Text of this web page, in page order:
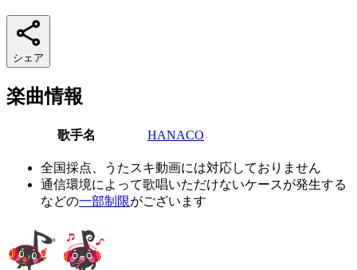
シェア
楽曲情報
歌手名 HANACO
全国採点、うたスキ動画には対応しておりません
通信環境によって歌唱いただけないケースが発生する
などの一部制限がございます